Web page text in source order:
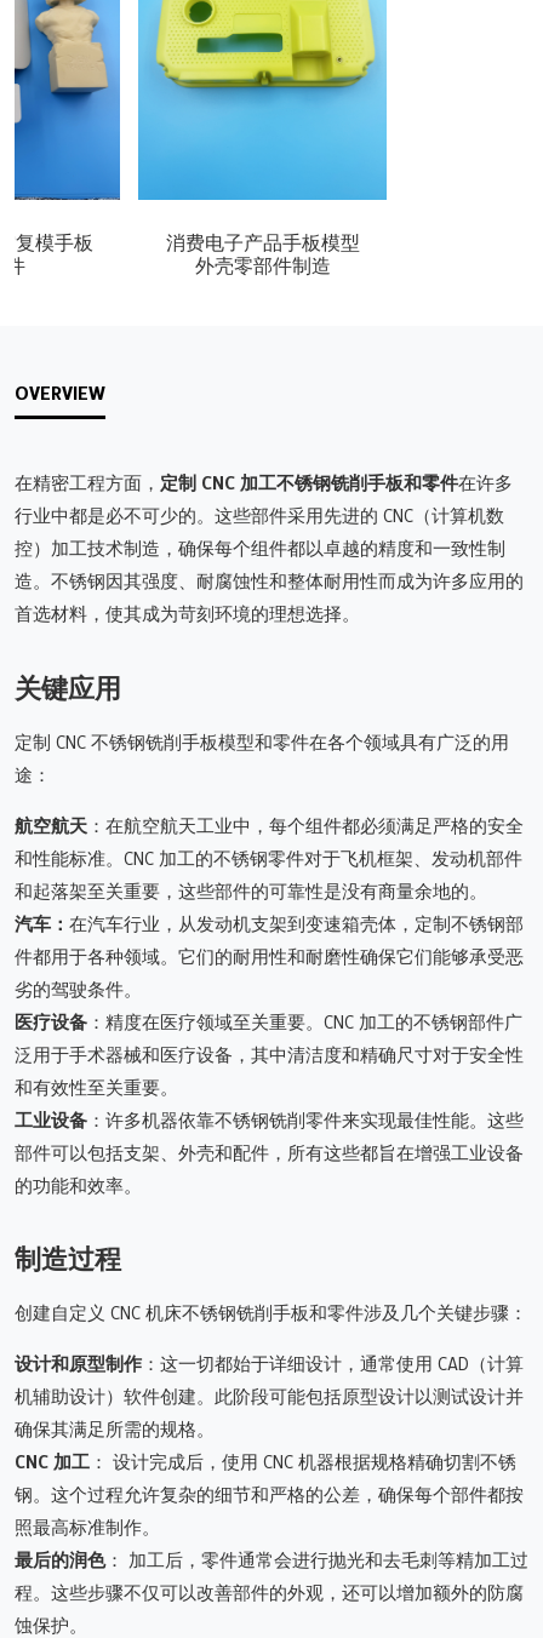
复模手板
件
消费电子产品手板模型
外壳零部件制造
OVERVIEW
在精密工程方面， 定制 CNC 加工不锈钢铣削手板和零件在许多
行业中都是必不可少的。这些部件采用先进的 CNC（计算机数
控）加工技术制造，确保每个组件都以卓越的精度和一致性制
造。不锈钢因其强度、耐腐蚀性和整体耐用性而成为许多应用的
首选材料，使其成为苛刻环境的理想选择。
关键应用
定制 CNC 不锈钢铣削手板模型和零件在各个领域具有广泛的用
途：
航空航天 ：在航空航天工业中，每个组件都必须满足严格的安全
和性能标准。CNC 加工的不锈钢零件对于飞机框架、发动机部件
和起落架至关重要，这些部件的可靠性是没有商量余地的。
汽车： 在汽车行业，从发动机支架到变速箱壳体，定制不锈钢部
件都用于各种领域。它们的耐用性和耐磨性确保它们能够承受恶
劣的驾驶条件。
医疗设备 ：精度在医疗领域至关重要。CNC 加工的不锈钢部件广
泛用于手术器械和医疗设备，其中清洁度和精确尺寸对于安全性
和有效性至关重要。
工业设备 ：许多机器依靠不锈钢铣削零件来实现最佳性能。这些
部件可以包括支架、外壳和配件，所有这些都旨在增强工业设备
的功能和效率。
制造过程
创建自定义 CNC 机床不锈钢铣削手板和零件涉及几个关键步骤：
设计和原型制作 ：这一切都始于详细设计，通常使用 CAD（计算
机辅助设计）软件创建。此阶段可能包括原型设计以测试设计并
确保其满足所需的规格。
CNC 加工 ： 设计完成后，使用 CNC 机器根据规格精确切割不锈
钢。这个过程允许复杂的细节和严格的公差，确保每个部件都按
照最高标准制作。
最后的润色： 加工后，零件通常会进行抛光和去毛刺等精加工过
程。这些步骤不仅可以改善部件的外观，还可以增加额外的防腐
蚀保护。